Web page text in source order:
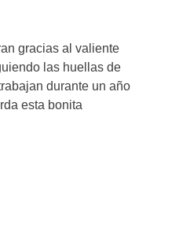
gracias al valiente
las huellas de
durante un año
esta bonita